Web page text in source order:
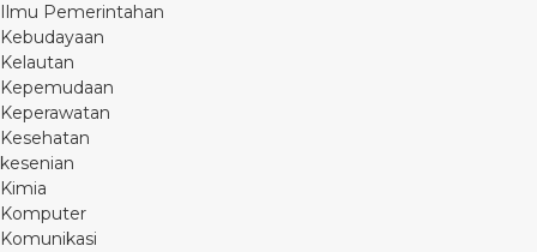
Ilmu Pemerintahan
Kebudayaan
Kelautan
Kepemudaan
Keperawatan
Kesehatan
kesenian
Kimia
Komputer
Komunikasi